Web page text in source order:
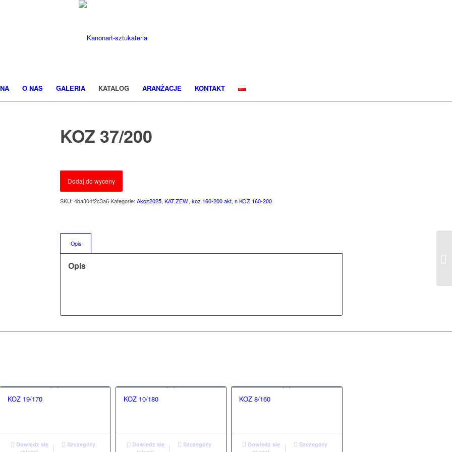
O NAS GALERIA KATALOG ARANŻACJE KONTAKT
KOZ 37/200
Dodaj do wyceny
SKU:4ba304f2c3a6 Kategorie:Akoz2025,KAT.ZEW.,koz 160-200 akt,n KOZ 160-200
Opis
Opis
KOZ 19/170
Dowiedz się
Szczegóły
KOZ 10/180
Dowiedz się
Szczegóły
KOZ 8/160
Dowiedz się
Szczegóły